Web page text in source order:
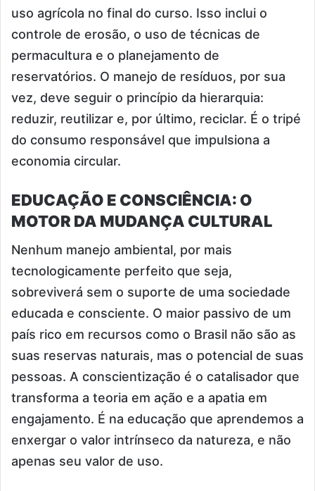
uso agrícola no final do curso. Isso inclui o
controle de erosão, o uso de técnicas de
permacultura e o planejamento de
reservatórios. O manejo de resíduos, por sua
vez, deve seguir o princípio da hierarquia:
reduzir, reutilizar e, por último, reciclar. É o tripé
do consumo responsável que impulsiona a
economia circular.
EDUCAÇÃO E CONSCIÊNCIA: O
MOTOR DA MUDANÇA CULTURAL
Nenhum manejo ambiental, por mais
tecnologicamente perfeito que seja,
sobreviverá sem o suporte de uma sociedade
educada e consciente. O maior passivo de um
país rico em recursos como o Brasil não são as
suas reservas naturais, mas o potencial de suas
pessoas. A conscientização é o catalisador que
transforma a teoria em ação e a apatia em
engajamento. É na educação que aprendemos a
enxergar o valor intrínseco da natureza, e não
apenas seu valor de uso.